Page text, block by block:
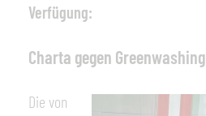
Verfügung:
Charta gegen Greenwashing
Die von